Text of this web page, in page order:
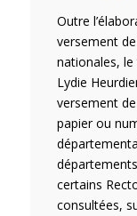
Outre
versement
nationales, le
Lydie
versement
papier ou
certains
consultées,